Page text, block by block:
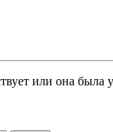
или она была